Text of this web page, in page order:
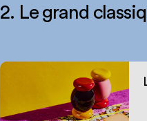
2. Le grand